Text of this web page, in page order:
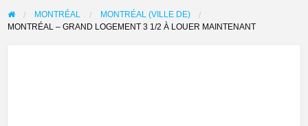
problème
MONTRÉAL
MONTRÉAL (VILLE DE)
MONTRÉAL – GRAND LOGEMENT 3 1/2 À LOUER MAINTENANT